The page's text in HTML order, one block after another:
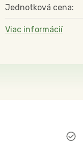
Jednotková cena:
Viac informácií